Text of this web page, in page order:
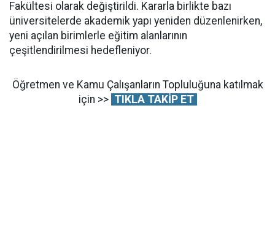
Fakültesi olarak değiştirildi. Kararla birlikte bazı
üniversitelerde akademik yapı yeniden düzenlenirken,
yeni açılan birimlerle eğitim alanlarının
çeşitlendirilmesi hedefleniyor.
Öğretmen ve Kamu Çalışanların Topluluğuna katılmak
için >> TIKLA TAKİP ET